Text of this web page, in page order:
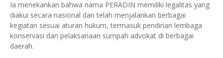
Ia menekankan bahwa nama PERADIN memiliki legalitas yang
diakui secara nasional dan telah menjalankan berbagai
kegiatan sesuai aturan hukum, termasuk pendirian lembaga
konservasi dan pelaksanaan sumpah advokat di berbagai
daerah.